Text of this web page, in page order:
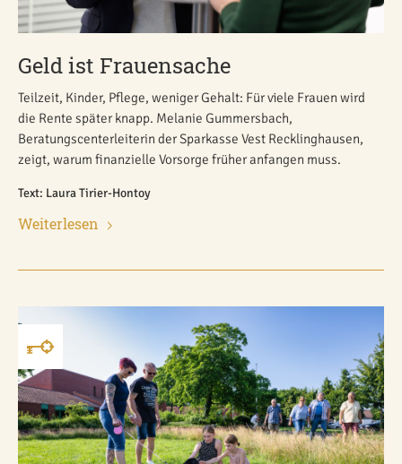
Geld ist Frauensache
Teilzeit, Kinder, Pflege, weniger Gehalt: Für viele Frauen wird
die Rente später knapp. Melanie Gummersbach,
Beratungscenterleiterin der Sparkasse Vest Recklinghausen,
zeigt, warum finanzielle Vorsorge früher anfangen muss.
Text: Laura Tirier-Hontoy
Weiterlesen